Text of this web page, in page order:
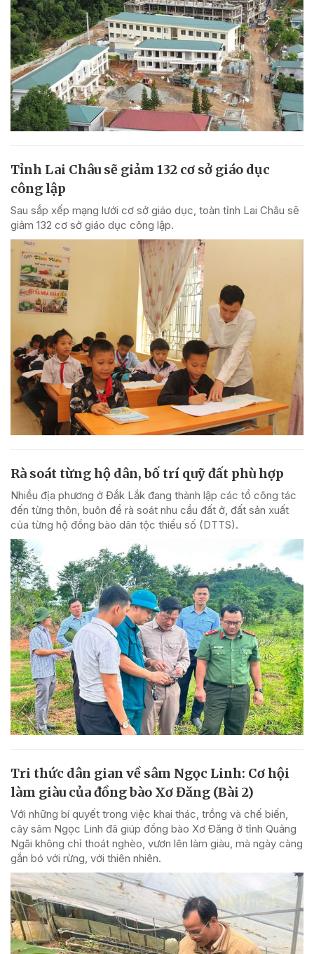
Tỉnh Lai Châu sẽ giảm 132 cơ sở giáo dục
công lập
Sau sắp xếp mạng lưới cơ sở giáo dục, toàn tỉnh Lai Châu sẽ
giảm 132 cơ sở giáo dục công lập.
Rà soát từng hộ dân, bố trí quỹ đất phù hợp
Nhiều địa phương ở Đắk Lắk đang thành lập các tổ công tác
đến từng thôn, buôn để rà soát nhu cầu đất ở, đất sản xuất
của từng hộ đồng bào dân tộc thiểu số (DTTS).
Tri thức dân gian về sâm Ngọc Linh: Cơ hội
làm giàu của đồng bào Xơ Đăng (Bài 2)
Với những bí quyết trong việc khai thác, trồng và chế biến,
cây sâm Ngọc Linh đã giúp đồng bào Xơ Đăng ở tỉnh Quảng
Ngãi không chỉ thoát nghèo, vươn lên làm giàu, mà ngày càng
gắn bó với rừng, với thiên nhiên.